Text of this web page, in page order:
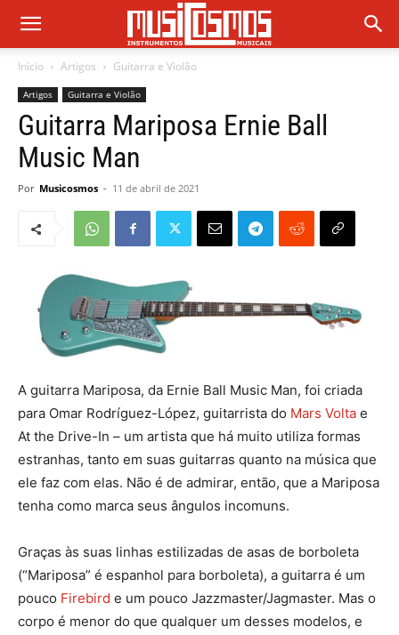
Início Artigos Guitarra e Violão
Artigos Guitarra e Violão
Guitarra Mariposa Ernie Ball
Music Man
Por Musicosmos - 11 de abril de 2021
A guitarra Mariposa, da Ernie Ball Music Man, foi criada
para Omar Rodríguez-López, guitarrista do Mars Volta e
At the Drive-In – um artista que há muito utiliza formas
estranhas, tanto em suas guitarras quanto na música que
ele faz com elas. Não é de admirar, então, que a Mariposa
tenha como marca seus ângulos incomuns.
Graças às suas linhas estilizadas de asas de borboleta
(“Mariposa” é espanhol para borboleta), a guitarra é um
pouco Firebird e um pouco Jazzmaster/Jagmaster. Mas o
corpo é menor do que qualquer um desses modelos, e